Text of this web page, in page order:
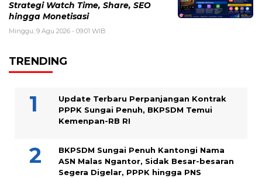
Strategi Watch Time, Share, SEO
hingga Monetisasi
Minggu, 9 Agu 2026 - 09:01 WIB
TRENDING
Update Terbaru Perpanjangan Kontrak
PPPK Sungai Penuh, BKPSDM Temui
Kemenpan-RB RI
BKPSDM Sungai Penuh Kantongi Nama
ASN Malas Ngantor, Sidak Besar-besaran
Segera Digelar, PPPK hingga PNS